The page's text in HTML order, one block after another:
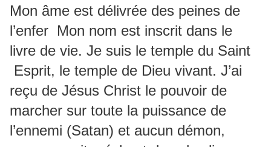
Mon âme est délivrée des peines de
l’enfer Mon nom est inscrit dans le
livre de vie. Je suis le temple du Saint
Esprit, le temple de Dieu vivant. J’ai
reçu de Jésus Christ le pouvoir de
marcher sur toute la puissance de
l’ennemi (Satan) et aucun démon,